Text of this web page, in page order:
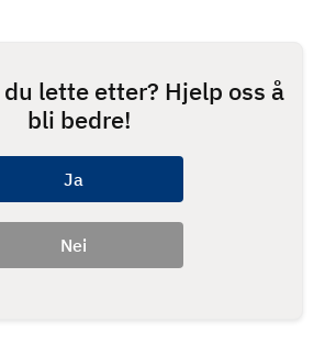
lette etter? Hjelp oss å
bli bedre!